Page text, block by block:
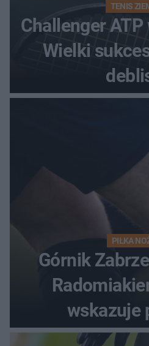
TENIS
Challenger
Wielki
PIŁKA
Górnik
wskazuje